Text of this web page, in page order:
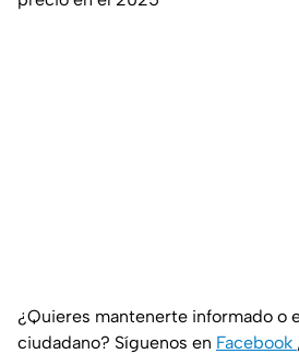
¿Quieres mantenerte informado o
ciudadano? Síguenos en Facebook ,